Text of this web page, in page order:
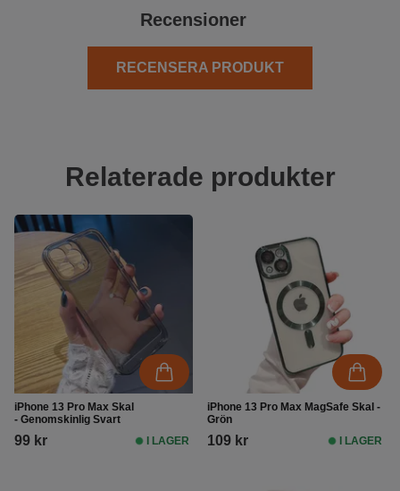
Recensioner
RECENSERA PRODUKT
Relaterade produkter
iPhone 13 Pro Max Skal
- Genomskinlig Svart
99 kr I LAGER
iPhone 13 Pro Max MagSafe Skal -
Grön
109 kr I LAGER